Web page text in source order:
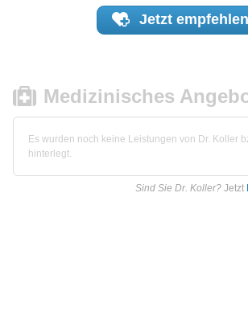
Jetzt empfehlen
Medizinisches
Es wurden noch keine Leistungen von Dr. Koller
hinterlegt.
Sind Sie Dr. Koller? Jetzt